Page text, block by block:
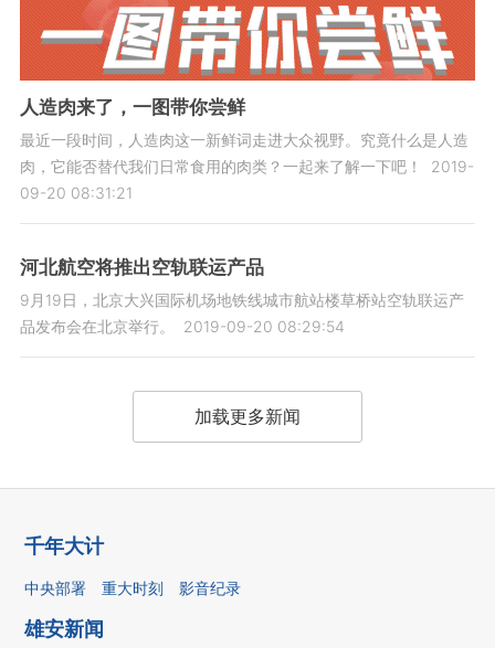
人造肉来了，一图带你尝鲜
最近一段时间，人造肉这一新鲜词走进大众视野。究竟什么是人造
肉，它能否替代我们日常食用的肉类？一起来了解一下吧！
2019-
09-20 08:31:21
河北航空将推出空轨联运产品
9月19日，北京大兴国际机场地铁线城市航站楼草桥站空轨联运产
品发布会在北京举行。
2019-09-20 08:29:54
加载更多新闻
千年大计
中央部署 重大时刻 影音纪录
雄安新闻